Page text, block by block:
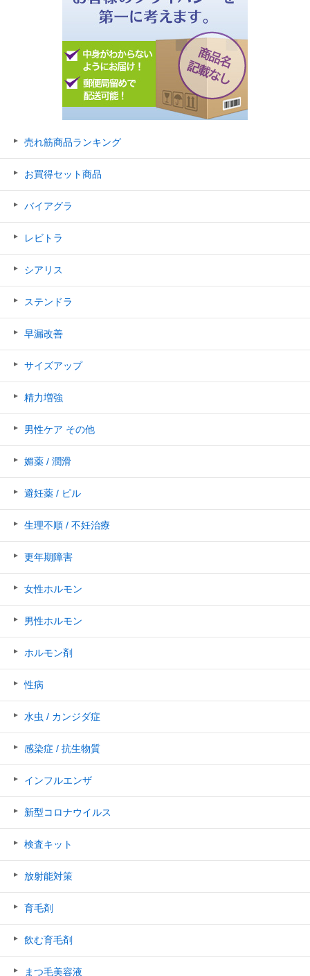
売れ筋商品ランキング
お買得セット商品
バイアグラ
レビトラ
シアリス
ステンドラ
早漏改善
サイズアップ
精力増強
男性ケア その他
媚薬 / 潤滑
避妊薬 / ピル
生理不順 / 不妊治療
更年期障害
女性ホルモン
男性ホルモン
ホルモン剤
性病
水虫 / カンジダ症
感染症 / 抗生物質
インフルエンザ
新型コロナウイルス
検査キット
放射能対策
育毛剤
飲む育毛剤
まつ毛美容液